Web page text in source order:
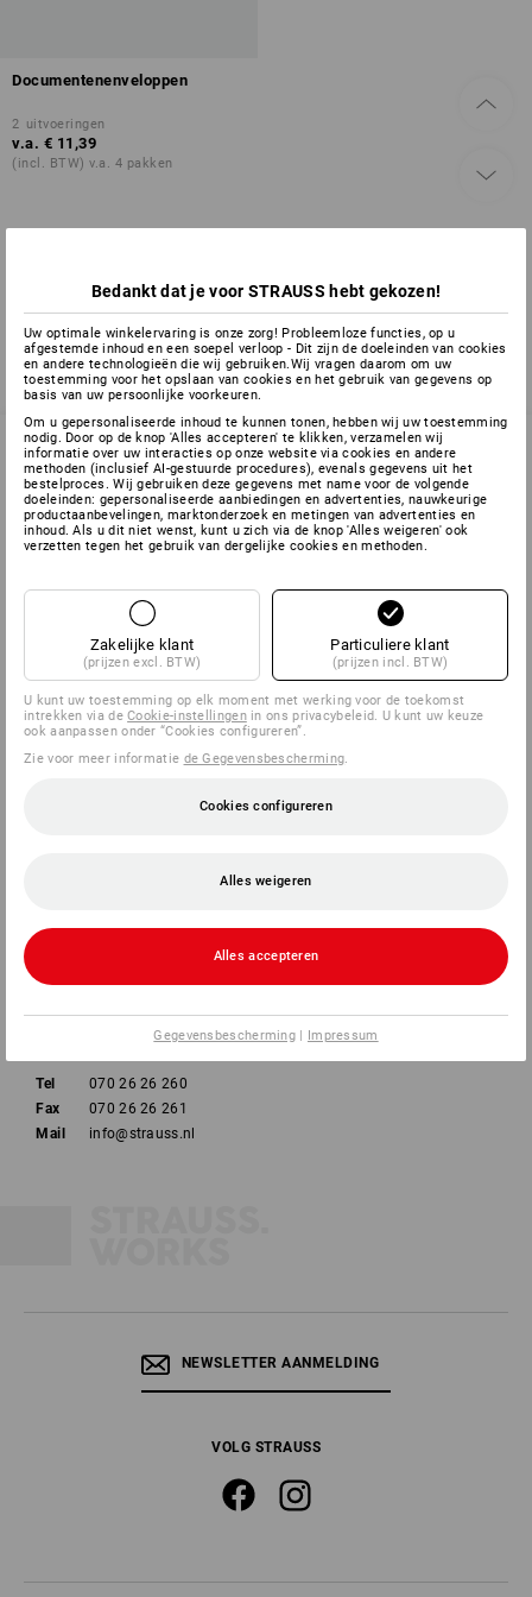
Documentenenveloppen
2 uitvoeringen
v.a. € 11,39
(incl. BTW) v.a. 4 pakken
SERVICE 070 26 26 260
Logistiek Park Moerdijk
4782 JA Moerdijk
Tel
070 26 26 260
Fax
070 26 26 261
Mail
info@strauss.nl
NEWSLETTER AANMELDING
VOLG STRAUSS
Bedankt dat je voor STRAUSS hebt gekozen!
Uw optimale winkelervaring is onze zorg! Probleemloze functies, op u
afgestemde inhoud en een soepel verloop - Dit zijn de doeleinden van cookies
en andere technologieën die wij gebruiken.Wij vragen daarom om uw
toestemming voor het opslaan van cookies en het gebruik van gegevens op
basis van uw persoonlijke voorkeuren.
Om u gepersonaliseerde inhoud te kunnen tonen, hebben wij uw toestemming
nodig. Door op de knop 'Alles accepteren' te klikken, verzamelen wij
informatie over uw interacties op onze website via cookies en andere
methoden (inclusief AI-gestuurde procedures), evenals gegevens uit het
bestelproces. Wij gebruiken deze gegevens met name voor de volgende
doeleinden: gepersonaliseerde aanbiedingen en advertenties, nauwkeurige
productaanbevelingen, marktonderzoek en metingen van advertenties en
inhoud. Als u dit niet wenst, kunt u zich via de knop 'Alles weigeren' ook
verzetten tegen het gebruik van dergelijke cookies en methoden.
Zakelijke klant
(prijzen excl. BTW)
Particuliere klant
(prijzen incl. BTW)
U kunt uw toestemming op elk moment met werking voor de toekomst
intrekken via deCookie-instellingenin ons privacybeleid. U kunt uw keuze
ook aanpassen onder “Cookies configureren”.
Zie voor meer informatie de Gegevensbescherming
Cookies configureren
Alles weigeren
Alles accepteren
Gegevensbescherming | Impressum